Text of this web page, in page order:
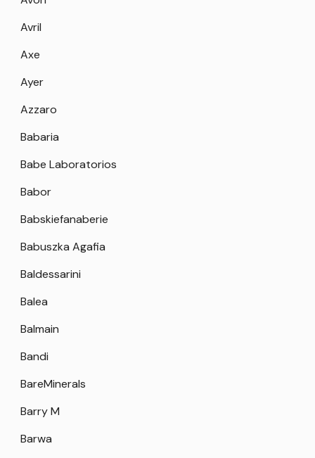
Avril
Axe
Ayer
Azzaro
Babaria
Babe Laboratorios
Babor
Babskiefanaberie
Babuszka Agafia
Baldessarini
Balea
Balmain
Bandi
BareMinerals
Barry M
Barwa